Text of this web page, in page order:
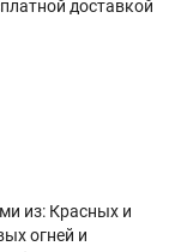
доставкой
из: Красных и
огней и